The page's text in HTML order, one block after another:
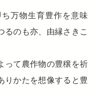
万物生育豊作を意味
るのも亦、由縁さきこ
って農作物の豊穣を祈
りかたを想像すると豊